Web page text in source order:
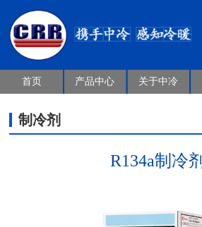
首页 产品中心 关于中冷
制冷剂
R134a制冷剂